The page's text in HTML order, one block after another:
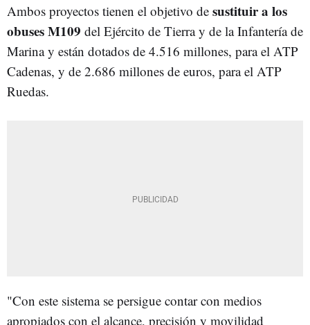
Ambos proyectos tienen el objetivo de sustituir a los
obuses M109 del Ejército de Tierra y de la Infantería de
Marina y están dotados de 4.516 millones, para el ATP
Cadenas, y de 2.686 millones de euros, para el ATP
Ruedas.
"Con este sistema se persigue contar con medios
apropiados con el alcance, precisión y movilidad